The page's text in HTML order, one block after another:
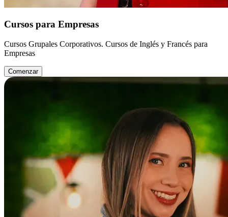
Cursos para Empresas
Cursos Grupales Corporativos. Cursos de Inglés y Francés para
Empresas
Comenzar